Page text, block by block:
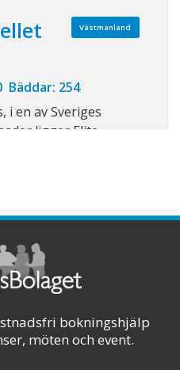
Västmanland
Bäddar: 254
i en av Sveriges
ligger Elite
nöjen och
Visa på karta
bokningshjälp
möten och event.